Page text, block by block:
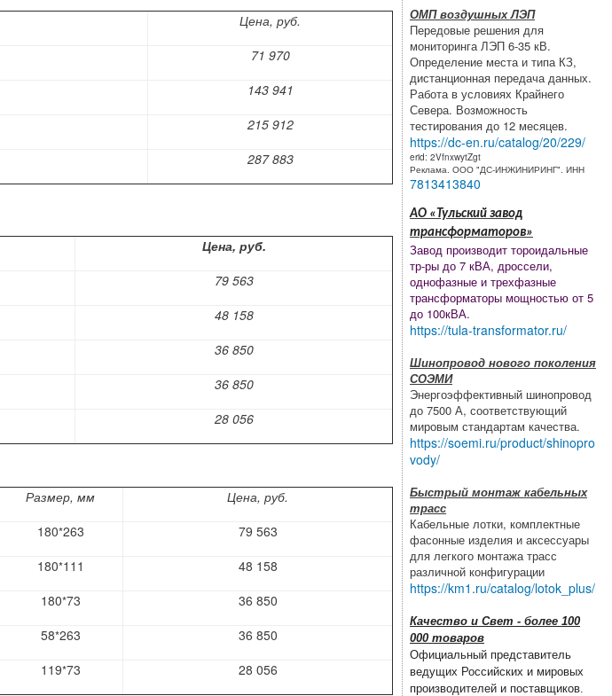
Цена, руб.
71 970
143 941
215 912
287 883
Цена, руб.
79 563
48 158
36 850
36 850
28 056
Размер, мм
Цена, руб.
180*263
79 563
180*111
48 158
180*73
36 850
58*263 36 850
119*73 28 056
ОМП воздушных ЛЭП
Передовые решения для
мониторинга ЛЭП 6-35 кВ.
Определение места и типа КЗ,
дистанционная передача данных.
Работа в условиях Крайнего
Севера. Возможность
тестирования до 12 месяцев.
https://dc-en.ru/catalog/20/229/
erid: 2VfnxwytZgt
Реклама. ООО "ДС-ИНЖИНИРИНГ". ИНН
7813413840
АО «Тульский завод
трансформаторов»
Завод производит тороидальные
тр-ры до 7 кВА, дроссели,
однофазные и трехфазные
трансформаторы мощностью от 5
до 100кВА.
https://tula-transformator.ru/
Шинопровод нового поколения
СОЭМИ
Энергоэффективный шинопровод
до 7500 А, соответствующий
мировым стандартам качества.
https://soemi.ru/product/shinopro
vody/
Быстрый монтаж кабельных
трасс
Кабельные лотки, комплектные
фасонные изделия и аксессуары
для легкого монтажа трасс
различной конфигурации
https://km1.ru/catalog/lotok_plus/
Качество и Свет - более 100
000 товаров
Официальный представитель
ведущих Российских и мировых
производителей и поставщиков.